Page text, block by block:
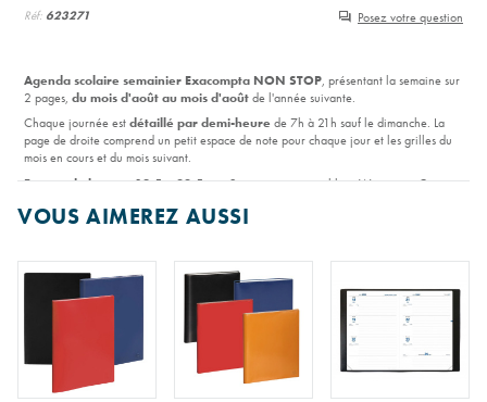
Réf: 623271 Posez votre question
Agenda scolaire semainier Exacompta NON STOP, présentant la semaine sur
2 pages, du mois d'août au mois d'aoûtde l'année suivante.
Chaque journée estdétaillé par demi-heure de 7h à 21h sauf le dimanche. La
page de droite comprend un petit espace de note pour chaque jour et les grilles du
mois en cours et du mois suivant.
Format de bureau 18,5 x 22,5 cm. 2 couvertures possibles : Winner ou Canvas.
Lire la suite
VOUS AIMEREZ AUSSI